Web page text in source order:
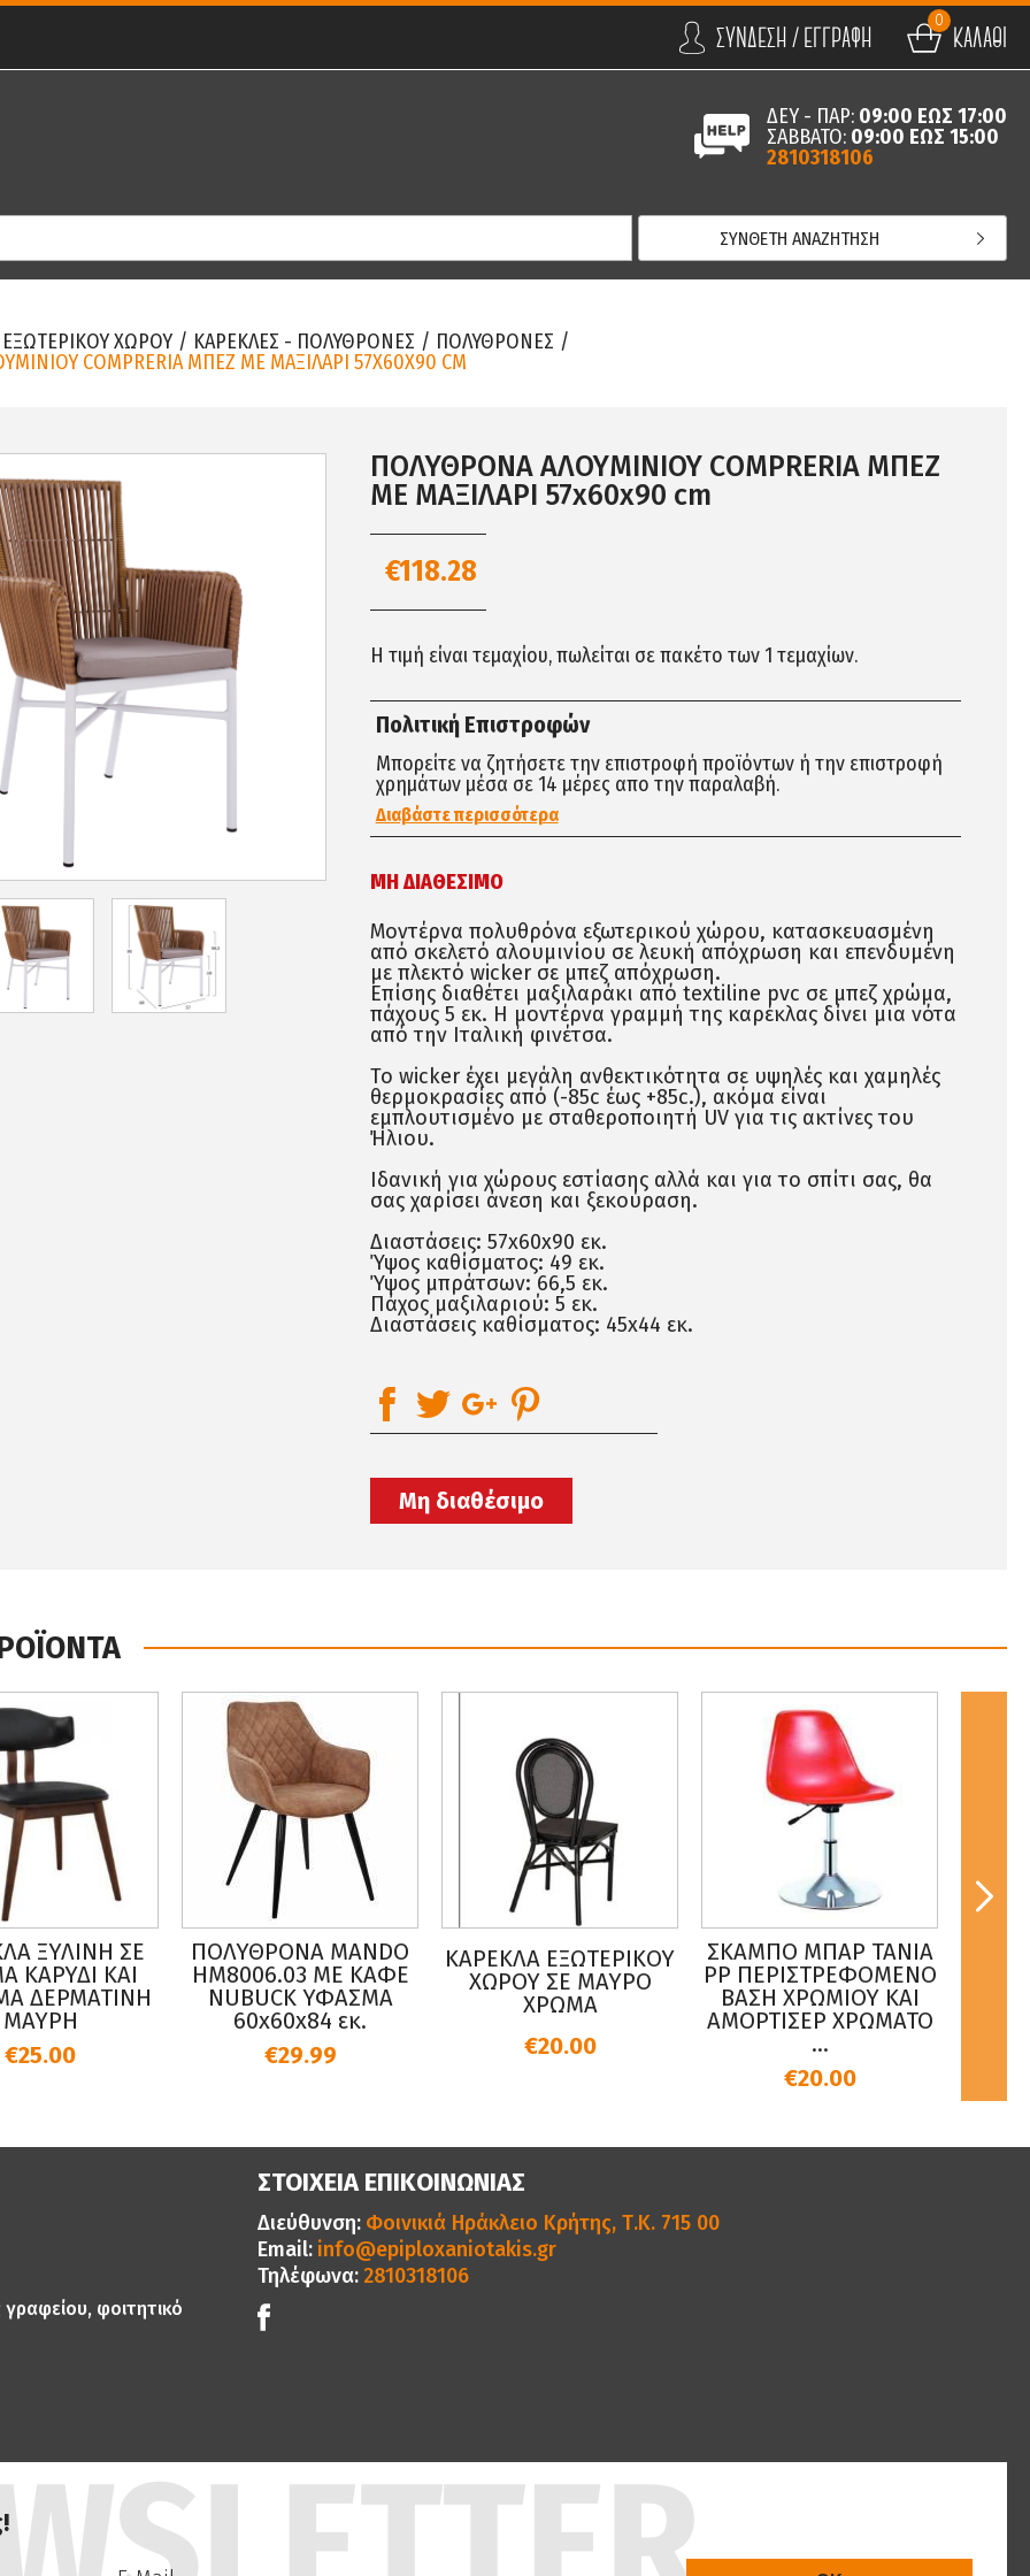
ΣΥΝΔΕΣΗ / ΕΓΓΡΑΦΗ ΚΑΛΑΘΙ
0
ΔΕΥ - ΠΑΡ: 09:00 ΕΩΣ 17:00
ΣΑΒΒΑΤΟ: 09:00 ΕΩΣ 15:00
2810318106
ΣΥΝΘΕΤΗ ΑΝΑΖΗΤΗΣΗ
ΕΞΩΤΕΡΙΚΟΥ ΧΩΡΟΥ / ΚΑΡΕΚΛΕΣ - ΠΟΛΥΘΡΟΝΕΣ / ΠΟΛΥΘΡΟΝΕΣ /
COMPRERIA ΜΠΕΖ ΜΕ ΜΑΞΙΛΑΡΙ 57X60X90 CM
ΠΟΛΥΘΡΟΝΑ ΑΛΟΥΜΙΝΙΟΥ COMPRERIA ΜΠΕΖ
ΜΕ ΜΑΞΙΛΑΡΙ 57x60x90 cm
€118.28
Η τιμή είναι τεμαχίου, πωλείται σε πακέτο των 1 τεμαχίων.
Πολιτική Επιστροφών
Μπορείτε να ζητήσετε την επιστροφή προϊόντων ή την επιστροφή
χρημάτων μέσα σε 14 μέρες απο την παραλαβή.
Διαβάστε περισσότερα
ΜΗ ΔΙΑΘΈΣΙΜΟ
Μοντέρνα πολυθρόνα εξωτερικού χώρου, κατασκευασμένη
από σκελετό αλουμινίου σε λευκή απόχρωση και επενδυμένη
με πλεκτό wicker σε μπεζ απόχρωση.
Επίσης διαθέτει μαξιλαράκι από textiline pvc σε μπεζ χρώμα,
πάχους 5 εκ. Η μοντέρνα γραμμή της καρέκλας δίνει μια νότα
από την Ιταλική φινέτσα.
Το wicker έχει μεγάλη ανθεκτικότητα σε υψηλές και χαμηλές
θερμοκρασίες από (-85c έως +85c.), ακόμα είναι
εμπλουτισμένο με σταθεροποιητή UV για τις ακτίνες του
Ήλιου.
Ιδανική για χώρους εστίασης αλλά και για το σπίτι σας, θα
σας χαρίσει άνεση και ξεκούραση.
Διαστάσεις: 57x60x90 εκ.
Ύψος καθίσματος: 49 εκ.
Ύψος μπράτσων: 66,5 εκ.
Πάχος μαξιλαριού: 5 εκ.
Διαστάσεις καθίσματος: 45x44 εκ.
Μη διαθέσιμο
ΞΥΛΙΝΗ ΣΕ
ΚΑΡΥΔΙ ΚΑΙ
ΔΕΡΜΑΤΙΝΗ
ΜΑΥΡΗ
€25.00
ΠΟΛΥΘΡΟΝΑ MANDO
HM8006.03 ΜΕ ΚΑΦΕ
NUBUCK ΥΦΑΣΜΑ
60x60x84 εκ.
€29.99
ΚΑΡΕΚΛΑ ΕΞΩΤΕΡΙΚΟΥ
ΧΩΡΟΥ ΣΕ ΜΑΥΡΟ
ΧΡΩΜΑ
€20.00
ΣΚΑΜΠΟ ΜΠΑΡ TANIA
PP ΠΕΡΙΣΤΡΕΦΟΜΕΝΟ
ΒΑΣΗ ΧΡΩΜΙΟΥ ΚΑΙ
ΑΜΟΡΤΙΣΕΡ ΧΡΩΜΑΤΟ
...
€20.00
φοιτητικό
ΣΤΟΙΧΕΙΑ ΕΠΙΚΟΙΝΩΝΙΑΣ
Διεύθυνση: Φοινικιά Ηράκλειο Κρήτης, Τ.Κ. 715 00
Email: info@epiploxaniotakis.gr
Τηλέφωνα: 2810318106